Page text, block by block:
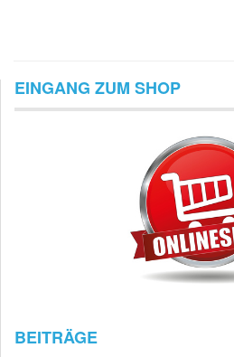
EINGANG ZUM SHOP
BEITRÄGE